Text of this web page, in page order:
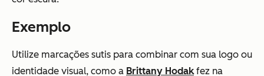
Exemplo
Utilize marcações sutis para combinar com sua logo ou
identidade visual, como a Brittany Hodakfez na